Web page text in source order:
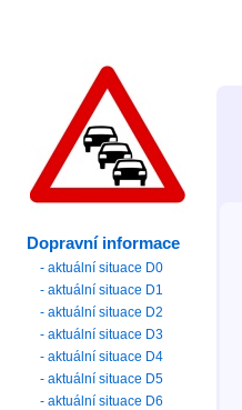
Dopravní informace
- aktuální situace D0
- aktuální situace D1
- aktuální situace D2
- aktuální situace D3
- aktuální situace D4
- aktuální situace D5
- aktuální situace D6